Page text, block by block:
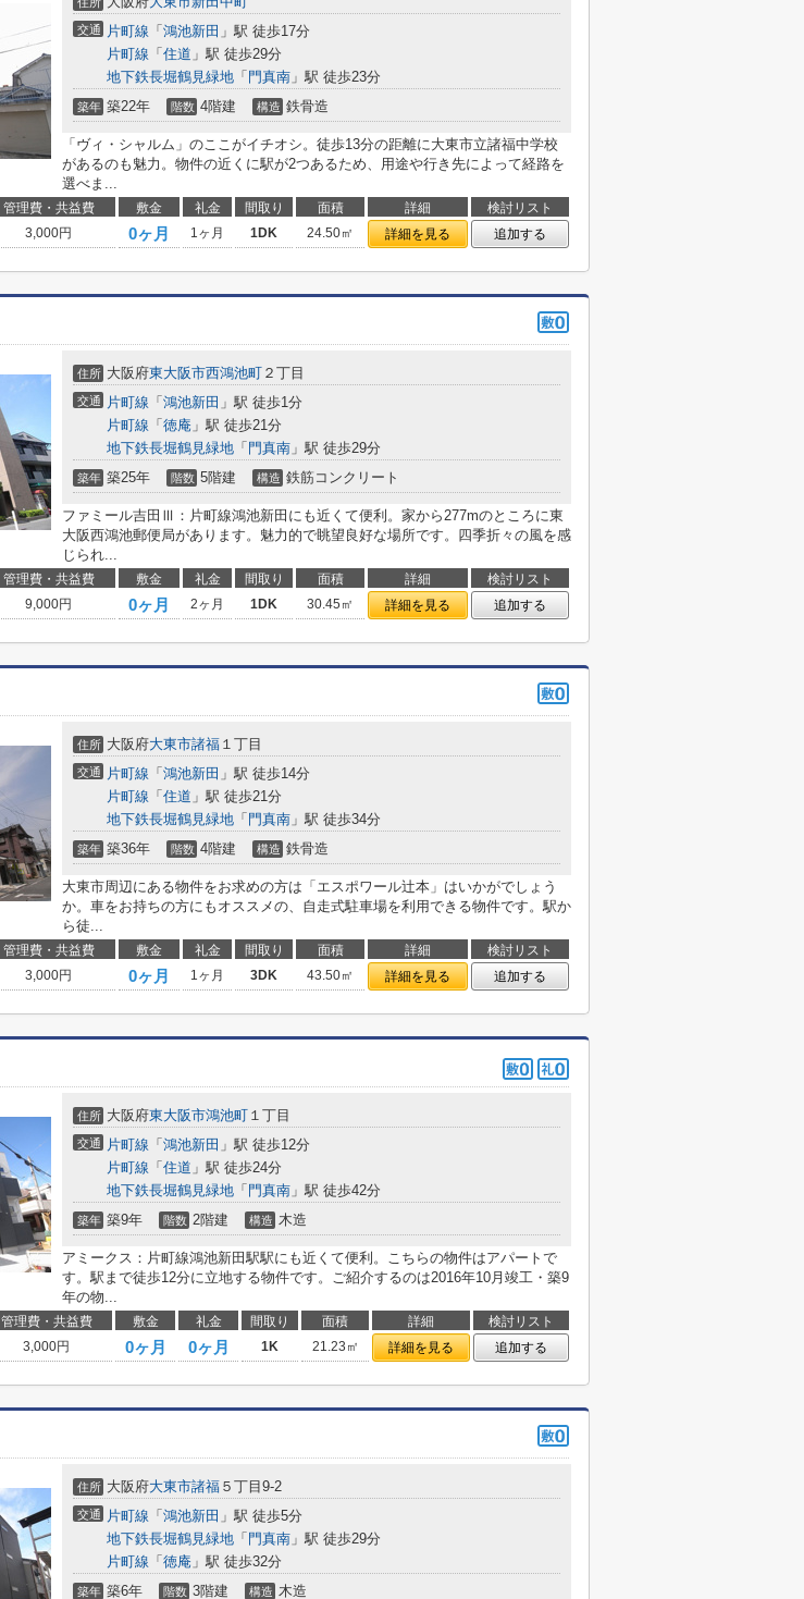
交通 片町線 「 鴻池新田 」駅 徒歩17分
片町線 「 住道 」駅 徒歩29分
地下鉄長堀鶴見緑地 「 門真南 」駅 徒歩23分
築年 築22年 階数 4階建 構造 鉄骨造
「ヴィ・シャルム」のここがイチオシ。徒歩13分の距離に大東市立諸福中学校
があるのも魅力。物件の近くに駅が2つあるため、用途や行き先によって経路を
選べま...
管理費・共益費 敷金 礼金 間取り 面積 詳細
検討リスト
3,000円 0ヶ月 1ヶ月 1DK 24.50㎡ 詳細を見る 追加する
住所 大阪府東大阪市西鴻池町 ２丁目
交通 片町線 「 鴻池新田 」駅 徒歩1分
片町線 「 徳庵 」駅 徒歩21分
地下鉄長堀鶴見緑地 「 門真南 」駅 徒歩29分
築年 築25年 階数 5階建 構造 鉄筋コンクリート
ファミール吉田Ⅲ：片町線鴻池新田にも近くて便利。家から277mのところに東
大阪西鴻池郵便局があります。魅力的で眺望良好な場所です。四季折々の風を感
じられ...
管理費・共益費 敷金 礼金 間取り 面積 詳細
検討リスト
9,000円 0ヶ月 2ヶ月 1DK 30.45㎡ 詳細を見る 追加する
住所 大阪府大東市諸福 １丁目
交通 片町線 「 鴻池新田 」駅 徒歩14分
片町線 「 住道 」駅 徒歩21分
地下鉄長堀鶴見緑地 「 門真南 」駅 徒歩34分
築年 築36年 階数 4階建 構造 鉄骨造
大東市周辺にある物件をお求めの方は「エスポワール辻本」はいかがでしょう
か。車をお持ちの方にもオススメの、自走式駐車場を利用できる物件です。駅か
ら徒...
管理費・共益費 敷金 礼金 間取り 面積 詳細
検討リスト
3,000円 0ヶ月 1ヶ月 3DK 43.50㎡ 詳細を見る 追加する
住所 大阪府東大阪市鴻池町 １丁目
交通 片町線 「 鴻池新田 」駅 徒歩12分
片町線 「 住道 」駅 徒歩24分
地下鉄長堀鶴見緑地 「 門真南 」駅 徒歩42分
築年 築9年 階数 2階建 構造 木造
アミークス：片町線鴻池新田駅駅にも近くて便利。こちらの物件はアパートで
す。駅まで徒歩12分に立地する物件です。ご紹介するのは2016年10月竣工・築9
年の物...
管理費・共益費 敷金 礼金 間取り 面積 詳細
検討リスト
3,000円 0ヶ月 0ヶ月 1K 21.23㎡ 詳細を見る 追加する
住所 大阪府大東市諸福 ５丁目9-2
交通 片町線 「 鴻池新田 」駅 徒歩5分
地下鉄長堀鶴見緑地 「 門真南 」駅 徒歩29分
片町線 「 徳庵 」駅 徒歩32分
築年 築6年 階数 3階建 構造 木造